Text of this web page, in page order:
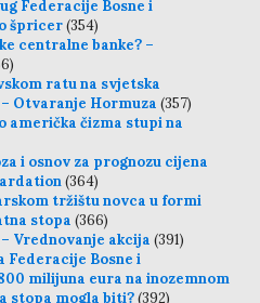
Federacije Bosne i
špricer(354)
centralne banke? –
ratu na svjetska
Otvaranje Hormuza (357)
američka čizma stupi na
i osnov za prognozu cijena
(364)
tržištu novca u formi
stopa (366)
Vrednovanje akcija (391)
Federacije Bosne i
milijuna eura na inozemnom
stopa mogla biti?(392)